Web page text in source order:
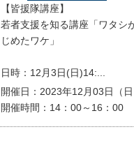
【皆援隊講座】
若者支援を知る講座「ワタシ
じめたワケ」
日時：12月3日(日)14:...
開催日：2023年12月03日（日
開催時間：14：00～16：00